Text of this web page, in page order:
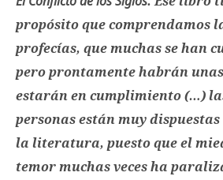
propósito que comprendamos
profecías, que muchas se han
pero prontamente habrán
estarán en cumplimiento (…)
personas están muy
la literatura, puesto que el
temor muchas veces ha